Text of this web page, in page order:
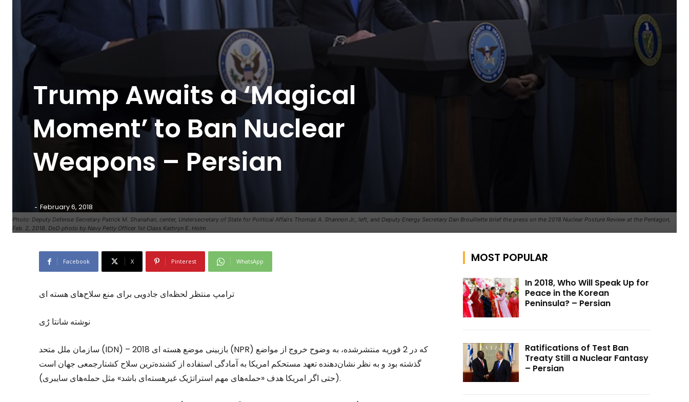
Photo: Deputy Defense Secretary Patrick M. Shanahan, center, Undersecretary of State for Political Affairs Thomas A. Shannon Jr., left, and Deputy Energy Secretary Dan Brouillette brief the press on the 2018 Nuclear Posture Review at the Pentagon,
Feb. 2, 2018. DoD photo by Navy Petty Officer 1st Class Kathryn E. Holm
Trump Awaits a ‘Magical
Moment’ to Ban Nuclear
Weapons – Persian
- February 6, 2018
Facebook X Pinterest WhatsApp
ترامپ منتظر لحظه‌ای جادویی برای منع سلاح‌های هسته ای
نوشته شانتا رُی
سازمان ملل متحد (IDN) – بازبینی موضع هسته ای 2018 (NPR) که در 2 فوریه منتشرشده، به وضوح خروج از مواضع
گذشته بود و به نظر نشان‌دهنده تعهد مستحکم امریکا به آمادگی استفاده از کشنده‌ترین سلاح کشتارجمعی جهان است
(حتی اگر امریکا هدف «حمله‌های مهم استراتژیک غیرهسته‌ای باشد» مثل حمله‌های سایبری).
MOST POPULAR
In 2018, Who Will Speak Up for
Peace in the Korean
Peninsula? – Persian
Ratifications of Test Ban
Treaty Still a Nuclear Fantasy
– Persian